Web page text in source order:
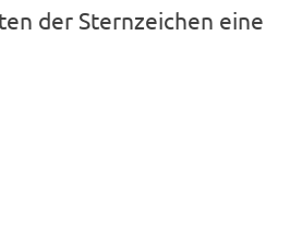
der Sternzeichen eine